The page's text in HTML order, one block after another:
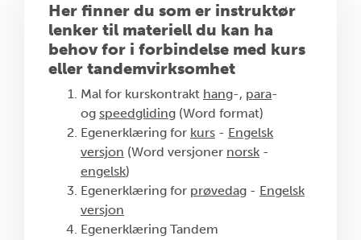
Her finner du som er instruktør
lenker til materiell du kan ha
behov for i forbindelse med kurs
eller tandemvirksomhet
Mal for kurskontrakt hang-, para-
og speedgliding (Word format)
Egenerklæring for kurs - Engelsk
versjon (Word versjoner norsk -
engelsk)
Egenerklæring for prøvedag - Engelsk
versjon
Egenerklæring Tandem